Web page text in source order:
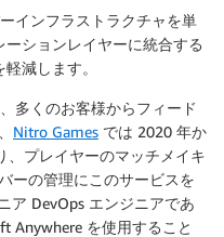
インフラストラクチャを単
ションレイヤーに統合する
減します。
多くのお客様からフィード
Nitro Games では 2020 年か
、プレイヤーのマッチメイキ
ーの管理にこのサービスを
ア DevOps エンジニアであ
Anywhere を使用すること